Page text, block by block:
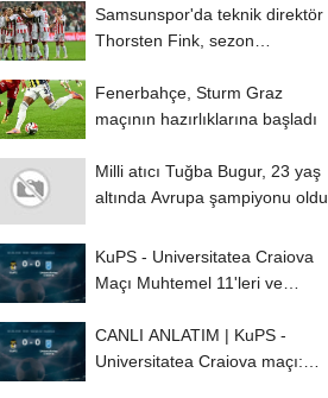
Samsunspor'da teknik direktör
Thorsten Fink, sezon
Fenerbahçe, Sturm Graz
maçının hazırlıklarına başladı
Milli atıcı Tuğba Bugur, 23 yaş
altında Avrupa şampiyonu oldu
KuPS - Universitatea Craiova
Maçı Muhtemel 11'leri ve
CANLI ANLATIM | KuPS -
Universitatea Craiova maçı: